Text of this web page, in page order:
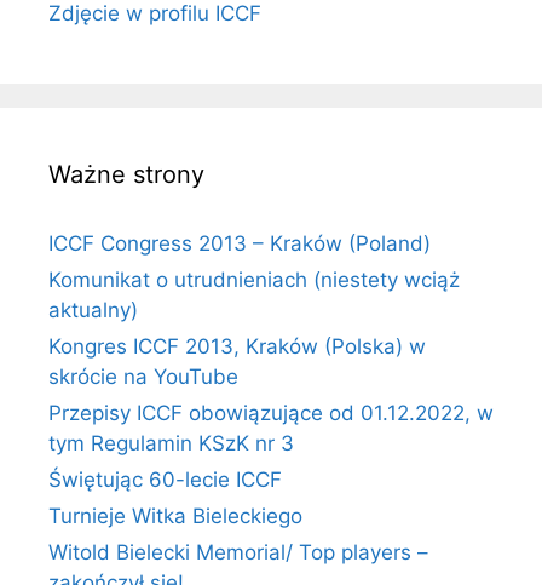
Zdjęcie w profilu ICCF
Ważne strony
ICCF Congress 2013 – Kraków (Poland)
Komunikat o utrudnieniach (niestety wciąż
aktualny)
Kongres ICCF 2013, Kraków (Polska) w
skrócie na YouTube
Przepisy ICCF obowiązujące od 01.12.2022, w
tym Regulamin KSzK nr 3
Świętując 60-lecie ICCF
Turnieje Witka Bieleckiego
Witold Bielecki Memorial/ Top players –